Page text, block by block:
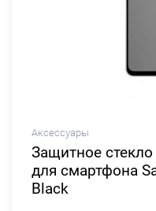
Аксессуары
Защитное стекло
для смартфона
Black